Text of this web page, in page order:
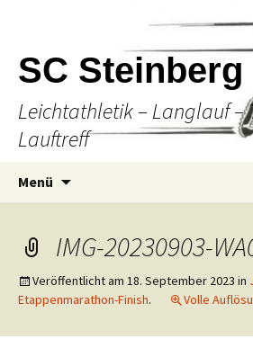
SC Steinberg
Leichtathletik – Langlauf –
Lauftreff
Menü
IMG-20230903-
Veröffentlicht am 18. September 2023 in
Etappenmarathon-Finish. Volle